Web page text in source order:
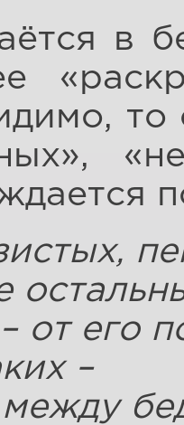
в
то
от его
–